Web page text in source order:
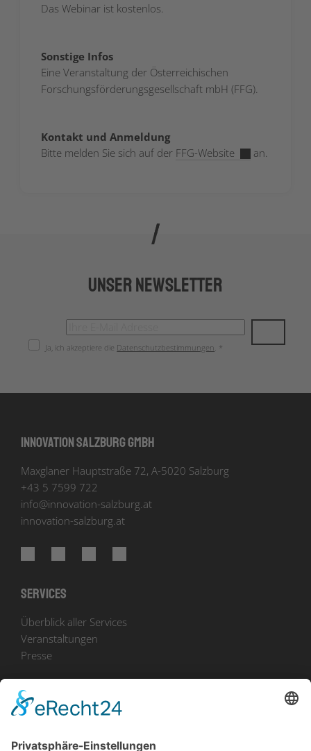
Das Webinar ist kostenlos.
Sonstige Infos
Eine Veranstaltung der Österreichischen
Forschungsförderungsgesellschaft mbH (FFG).
Kontakt und Anmeldung
Bitte melden Sie sich auf der FFG-Website an.
Unser Newsletter
Ja, ich akzeptiere die Datenschutzbestimmungen . *
Innovation Salzburg GmbH
Maxglaner Hauptstraße 72, A-5020 Salzburg
+43 5 7599 722
info@innovation-salzburg.at
innovation-salzburg.at
Services
Überblick aller Services
Veranstaltungen
Presse
Bekanntmachungen
Ausschreibungen